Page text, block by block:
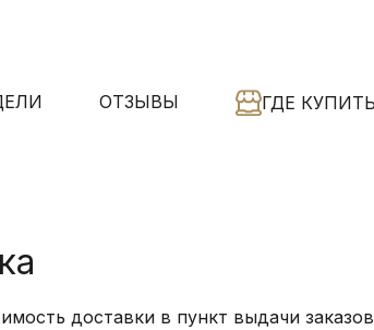
ОТЗЫВЫ ГДЕ КУПИТЬ
доставки в пункт выдачи